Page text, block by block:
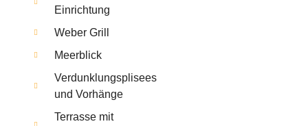
Einrichtung
Weber Grill
Meerblick
Verdunklungsplisees
und Vorhänge
Terrasse mit